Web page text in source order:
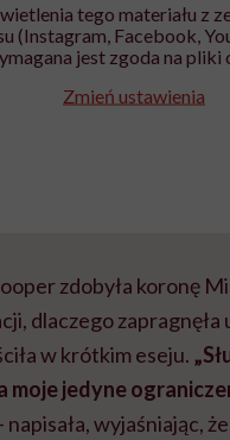
tego materiału z
(Instagram, Facebook,
jest zgoda na pliki
Zmień ustawienia
zdobyła koronę
dlaczego zapragnęła
w krótkim eseju.
moje jedyne
napisała, wyjaśniając,